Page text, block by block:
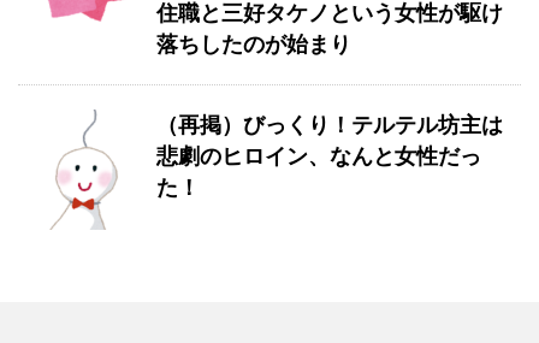
住職と三好タケノという女性が駆け
落ちしたのが始まり
（再掲）びっくり！テルテル坊主は
悲劇のヒロイン、なんと女性だっ
た！